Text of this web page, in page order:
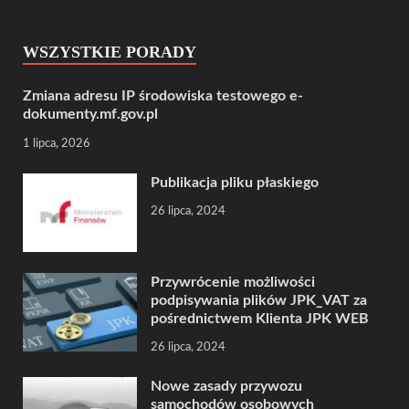
WSZYSTKIE PORADY
Zmiana adresu IP środowiska testowego e-
dokumenty.mf.gov.pl
1 lipca, 2026
Publikacja pliku płaskiego
26 lipca, 2024
Przywrócenie możliwości
podpisywania plików JPK_VAT za
pośrednictwem Klienta JPK WEB
26 lipca, 2024
Nowe zasady przywozu
samochodów osobowych